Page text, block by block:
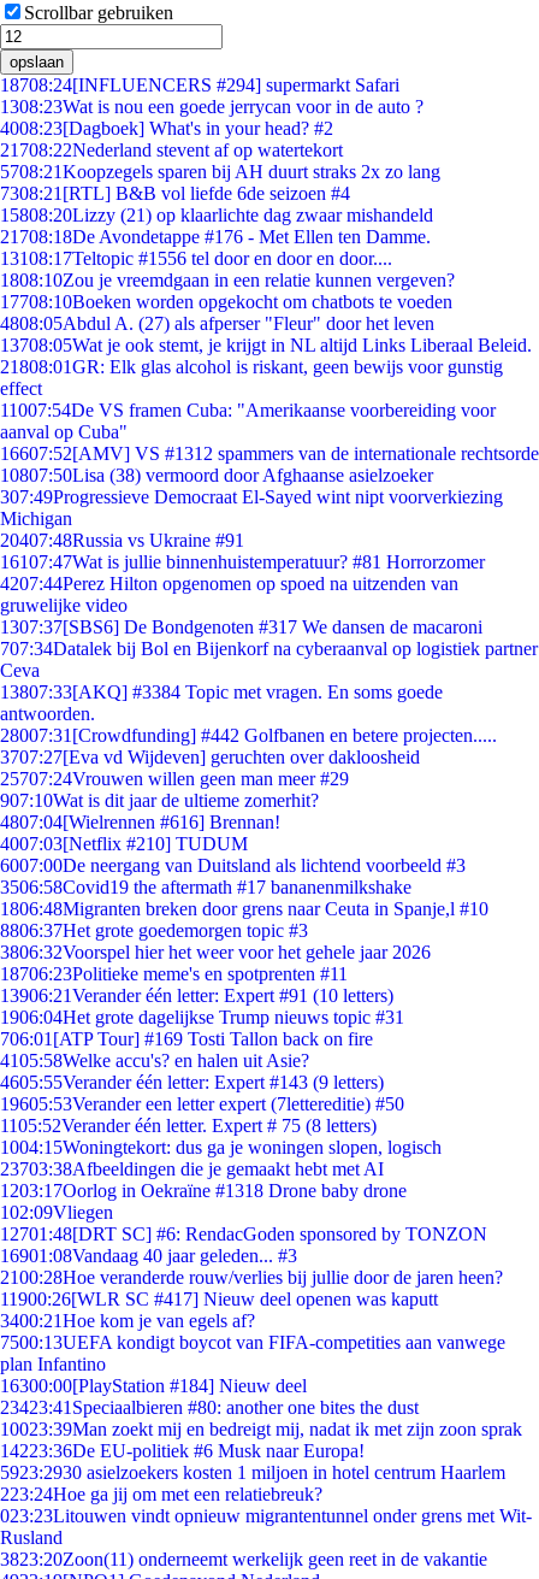
Scrollbar gebruiken
opslaan
18708:24[INFLUENCERS #294] supermarkt Safari
1308:23Wat is nou een goede jerrycan voor in de auto ?
4008:23[Dagboek] What's in your head? #2
21708:22Nederland stevent af op watertekort
5708:21Koopzegels sparen bij AH duurt straks 2x zo lang
7308:21 [RTL] B&B vol liefde 6de seizoen #4
15808:20Lizzy (21) op klaarlichte dag zwaar mishandeld
21708:18De Avondetappe #176 - Met Ellen ten Damme.
13108:17Teltopic #1556 tel door en door en door....
1808:10Zou je vreemdgaan in een relatie kunnen vergeven?
17708:10Boeken worden opgekocht om chatbots te voeden
4808:05Abdul A. (27) als afperser "Fleur" door het leven
13708:05Wat je ook stemt, je krijgt in NL altijd Links Liberaal Beleid.
21808:01GR: Elk glas alcohol is riskant, geen bewijs voor gunstig
effect
11007:54De VS framen Cuba: "Amerikaanse voorbereiding voor
aanval op Cuba"
16607:52[AMV] VS #1312 spammers van de internationale rechtsorde
10807:50Lisa (38) vermoord door Afghaanse asielzoeker
307:49Progressieve Democraat El-Sayed wint nipt voorverkiezing
Michigan
20407:48Russia vs Ukraine #91
16107:47Wat is jullie binnenhuistemperatuur? #81 Horrorzomer
4207:44Perez Hilton opgenomen op spoed na uitzenden van
gruwelijke video
1307:37[SBS6] De Bondgenoten #317 We dansen de macaroni
707:34Datalek bij Bol en Bijenkorf na cyberaanval op logistiek partner
Ceva
13807:33[AKQ] #3384 Topic met vragen. En soms goede
antwoorden.
28007:31 [Crowdfunding] #442 Golfbanen en betere projecten.....
3707:27[Eva vd Wijdeven] geruchten over dakloosheid
25707:24Vrouwen willen geen man meer #29
907:10Wat is dit jaar de ultieme zomerhit?
4807:04[Wielrennen #616] Brennan!
4007:03[Netflix #210] TUDUM
6007:00De neergang van Duitsland als lichtend voorbeeld #3
3506:58Covid19 the aftermath #17 bananenmilkshake
1806:48Migranten breken door grens naar Ceuta in Spanje,l #10
8806:37Het grote goedemorgen topic #3
3806:32Voorspel hier het weer voor het gehele jaar 2026
18706:23Politieke meme's en spotprenten #11
13906:21Verander één letter: Expert #91 (10 letters)
1906:04Het grote dagelijkse Trump nieuws topic #31
706:01 [ATP Tour] #169 Tosti Tallon back on fire
4105:58Welke accu's? en halen uit Asie?
4605:55Verander één letter: Expert #143 (9 letters)
19605:53Verander een letter expert (7lettereditie) #50
1105:52Verander één letter. Expert # 75 (8 letters)
1004:15Woningtekort: dus ga je woningen slopen, logisch
23703:38Afbeeldingen die je gemaakt hebt met AI
1203:17Oorlog in Oekraïne #1318 Drone baby drone
102:09Vliegen
12701:48[DRT SC] #6: RendacGoden sponsored by TONZON
16901:08Vandaag 40 jaar geleden... #3
2100:28Hoe veranderde rouw/verlies bij jullie door de jaren heen?
11900:26[WLR SC #417] Nieuw deel openen was kaputt
3400:21Hoe kom je van egels af?
7500:13UEFA kondigt boycot van FIFA-competities aan vanwege
plan Infantino
16300:00[PlayStation #184] Nieuw deel
23423:41 Speciaalbieren #80: another one bites the dust
10023:39Man zoekt mij en bedreigt mij, nadat ik met zijn zoon sprak
14223:36De EU-politiek #6 Musk naar Europa!
5923:2930 asielzoekers kosten 1 miljoen in hotel centrum Haarlem
223:24Hoe ga jij om met een relatiebreuk?
023:23Litouwen vindt opnieuw migrantentunnel onder grens met Wit-
Rusland
3823:20Zoon(11) onderneemt werkelijk geen reet in de vakantie